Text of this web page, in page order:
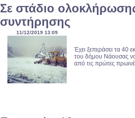
Σε στάδιο
συντήρησης
11/12/2019 13:09
Έχει ξεπεράσει τα 40
του δήμου Νάουσας
από τις πρώτες